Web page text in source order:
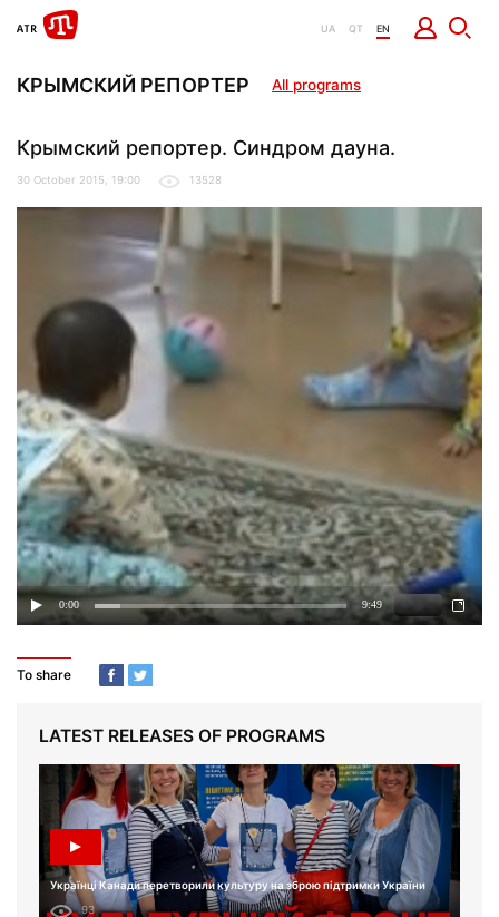
UA QT EN
КРЫМСКИЙ РЕПОРТЕР All programs
Крымский репортер. Синдром дауна.
30 October 2015, 19:00 13528
To share
LATEST RELEASES OF PROGRAMS
Українці Канади перетворили культуру на зброю підтримки України
93